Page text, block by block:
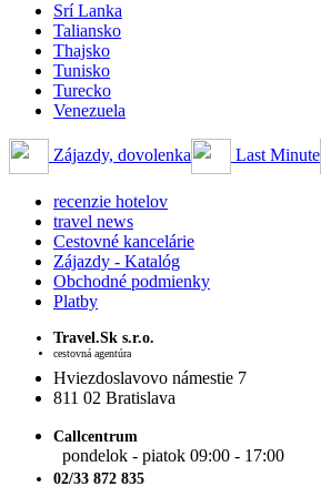
Srí Lanka
Taliansko
Thajsko
Tunisko
Turecko
Venezuela
Zájazdy, dovolenka Last Minute
recenzie hotelov
travel news
Cestovné kancelárie
Zájazdy - Katalóg
Obchodné podmienky
Platby
Travel.Sk s.r.o.
cestovná agentúra
Hviezdoslavovo námestie 7
811 02 Bratislava
Callcentrum
pondelok - piatok 09:00 - 17:00
02/33 872 835